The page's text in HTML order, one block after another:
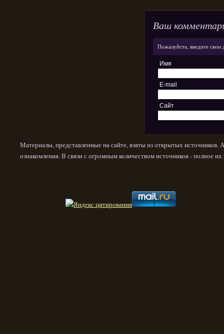
Ваш
Пожалуйста, введите
Имя
E-mail
Сайт
Материалы, представленные на сайте, взяты из открытых
ознакомления. В связи с огромным количеством источников - полное